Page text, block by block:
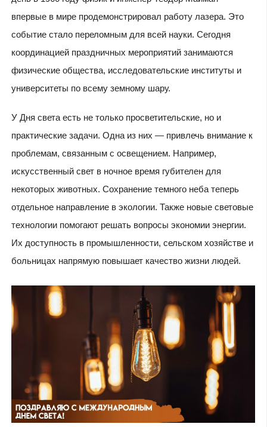
впервые в мире продемонстрировал работу лазера. Это
событие стало переломным для всей науки. Сегодня
координацией праздничных мероприятий занимаются
физические общества, исследовательские институты и
университеты по всему земному шару.
У Дня света есть не только просветительские, но и
практические задачи. Одна из них — привлечь внимание к
проблемам, связанным с освещением. Например,
искусственный свет в ночное время губителен для
некоторых животных. Сохранение темного неба теперь
отдельное направление в экологии. Также новые световые
технологии помогают решать вопросы экономии энергии.
Их доступность в промышленности, сельском хозяйстве и
больницах напрямую повышает качество жизни людей.